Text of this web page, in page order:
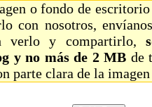
o fondo de
con nosotros,
verlo y compartirlo,
y no más de 2 MB de
parte clara de la